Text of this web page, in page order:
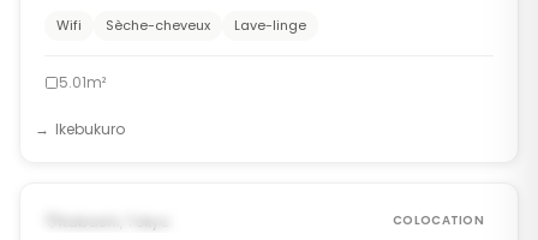
Wifi Sèche-cheveux Lave-linge
5.01m²
Ikebukuro
Itabashi, Tokyo COLOCATION